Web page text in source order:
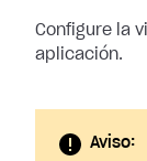
Configure la
aplicación.
Aviso: